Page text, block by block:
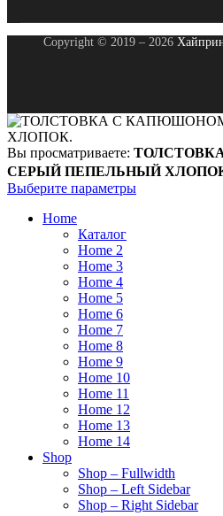
Copyright © 2019 – 2026
Вы просматриваете:
СЕРЫЙ ПЕПЕЛЬНЫЙ
Выберите параметры
Home
Каталог
Home 2
Home 3
Home 4
Home 5
Home 6
Home 7
Home 8
Home 9
Home 10
Home 11
Home 12
Home 13
Home 14
Shop
Shop – Fullwidth
Shop – Left Sidebar
Shop – Right Sidebar